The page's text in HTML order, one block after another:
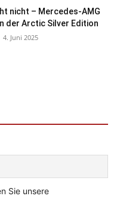
nicht – Mercedes-AMG
der Arctic Silver Edition
4. Juni 2025
Sie unsere